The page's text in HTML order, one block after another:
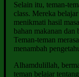
Selain itu, teman-
class. Mereka
menikmati hasil
bahan makanan dan
Teman-teman
menambah
Alhamdulillah,
teman belajar